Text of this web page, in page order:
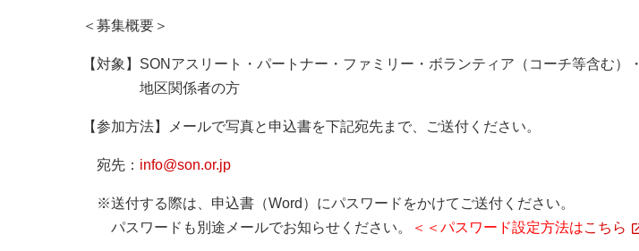
＜募集概要＞
【対象】SONアスリート・パートナー・ファミリー・ボランティア（コーチ等含む）・
地区関係者の方
【参加方法】メールで写真と申込書を下記宛先まで、ご送付ください。
宛先： info@son.or.jp
※送付する際は、申込書（Word）にパスワードをかけてご送付ください。
パスワードも別途メールでお知らせください。
＜＜パスワード設定方法はこちら